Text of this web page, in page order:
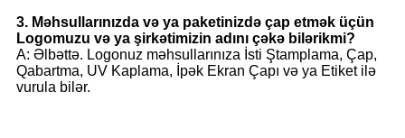
3. Məhsullarınızda və ya paketinizdə çap etmək üçün
Logomuzu və ya şirkətimizin adını çəkə bilərikmi?
A: Əlbəttə. Logonuz məhsullarınıza İsti Ştamplama, Çap,
Qabartma, UV Kaplama, İpək Ekran Çapı və ya Etiket ilə
vurula bilər.